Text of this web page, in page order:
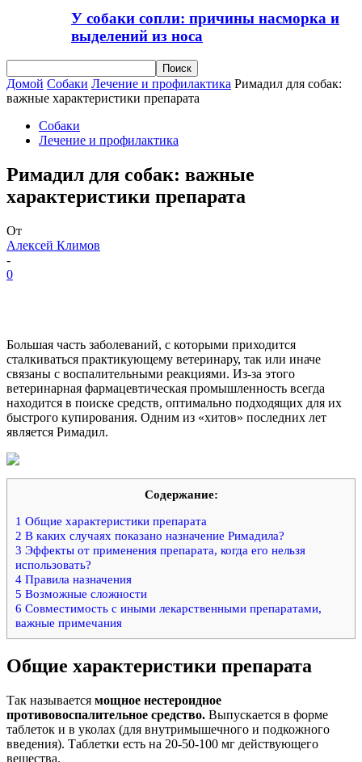
У собаки сопли: причины насморка и
выделений из носа
Домой Собаки Лечение и профилактика Римадил для собак:
важные характеристики препарата
Собаки
Лечение и профилактика
Римадил для собак: важные
характеристики препарата
От
Алексей Климов
-
0
Большая часть заболеваний, с которыми приходится
сталкиваться практикующему ветеринару, так или иначе
связаны с воспалительными реакциями. Из-за этого
ветеринарная фармацевтическая промышленность всегда
находится в поиске средств, оптимально подходящих для их
быстрого купирования. Одним из «хитов» последних лет
является Римадил.
Содержание:
1 Общие характеристики препарата
2 В каких случаях показано назначение Римадила?
3 Эффекты от применения препарата, когда его нельзя
использовать?
4 Правила назначения
5 Возможные сложности
6 Совместимость с иными лекарственными препаратами,
важные примечания
Общие характеристики препарата
Так называется мощное нестероидное
противовоспалительное средство. Выпускается в форме
таблеток и в уколах (для внутримышечного и подкожного
введения). Таблетки есть на 20-50-100 мг действующего
вещества.